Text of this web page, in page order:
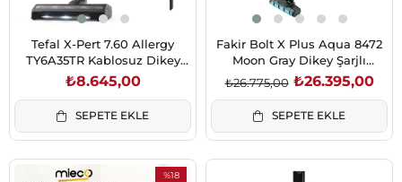
Tefal X-Pert 7.60 Allergy
TY6A35TR Kablosuz Dikey
Şarjlı Süpürge
₺8.645,00
SEPETE EKLE
Fakir Bolt X Plus Aqua 8472
Moon Gray Dikey Şarjlı
Kablosuz Süpürge 550W 24
kPa Islak Kuru Temizlik
₺26.395,00
₺26.775,00
SEPETE EKLE
%18